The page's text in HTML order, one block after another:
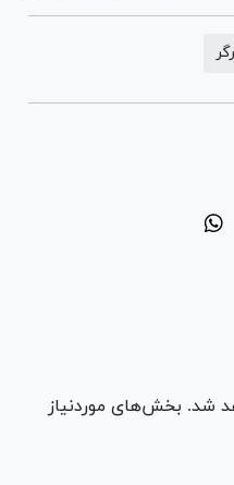
شد. بخش‌های موردنیاز